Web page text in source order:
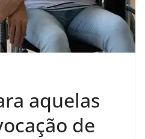
aquelas
de